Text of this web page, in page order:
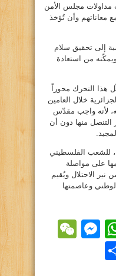
مداولات مجلس الأمن
معاناتهم وأن تُؤخذ
إلى تحقيق سلام
من استعادة
هذا التحرك محوراً
خلال العامين
لأنه واجب مقدّس
التنصل منها دون أن
للشعب الفلسطيني
على مواصلة
نير الاحتلال ويُقيم
وعاصمتها
WhatsApp